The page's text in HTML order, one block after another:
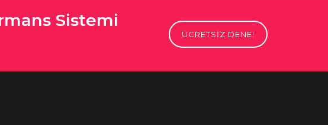
Sistemi
ÜCRETSİZ DENE!